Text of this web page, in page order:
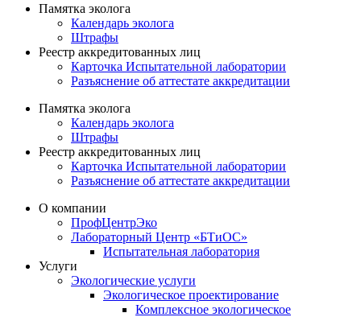
Памятка эколога
Календарь эколога
Штрафы
Реестр аккредитованных лиц
Карточка Испытательной лаборатории
Разъяснение об аттестате аккредитации
Памятка эколога
Календарь эколога
Штрафы
Реестр аккредитованных лиц
Карточка Испытательной лаборатории
Разъяснение об аттестате аккредитации
О компании
ПрофЦентрЭко
Лабораторный Центр «БТиОС»
Испытательная лаборатория
Услуги
Экологические услуги
Экологическое проектирование
Комплексное экологическое